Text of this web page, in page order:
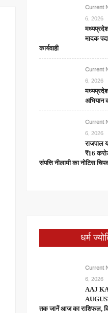
Current
6, 2026
मादक
कार्यवाही
Current
6, 2026
अभियान
Current
6, 2026
राजपाल
₹16
संपत्ति नीलामी का नोटिस
धर्म
Current
6, 2026
AAJ
तक जानें आज का राशिफल,